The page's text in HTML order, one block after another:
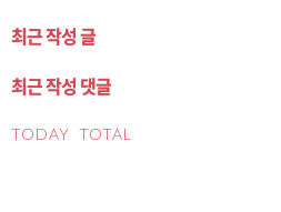
최근 작성 글
최근 작성 댓글
TODAY TOTAL